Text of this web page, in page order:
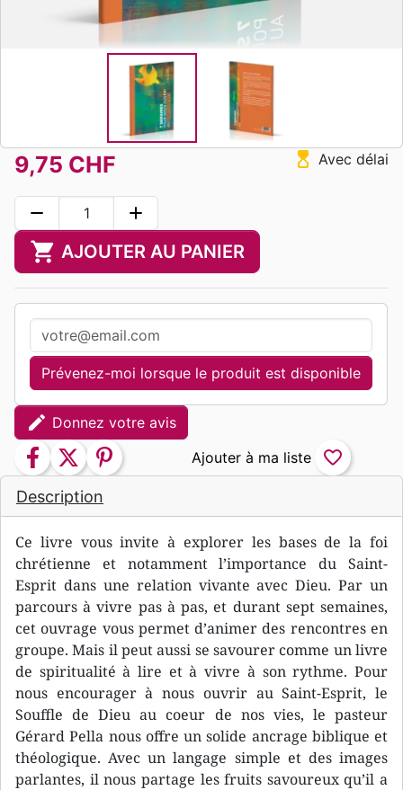
Description
Ce livre vous invite à explorer les bases de la foi
chrétienne et notamment l’importance du Saint-
Esprit dans une relation vivante avec Dieu. Par un
parcours à vivre pas à pas, et durant sept semaines,
cet ouvrage vous permet d’animer des rencontres en
groupe. Mais il peut aussi se savourer comme un livre
de spiritualité à lire et à vivre à son rythme. Pour
nous encourager à nous ouvrir au Saint-Esprit, le
Souffle de Dieu au coeur de nos vies, le pasteur
Gérard Pella nous offre un solide ancrage biblique et
théologique. Avec un langage simple et des images
parlantes, il nous partage les fruits savoureux qu’il a
9,75 CHF hourglass_top Avec délai
remove add
shopping_cart AJOUTER AU PANIER
Prévenez-moi lorsque le produit est disponible
edit Donnez votre avis
facebook twitter pinterest favorite_border